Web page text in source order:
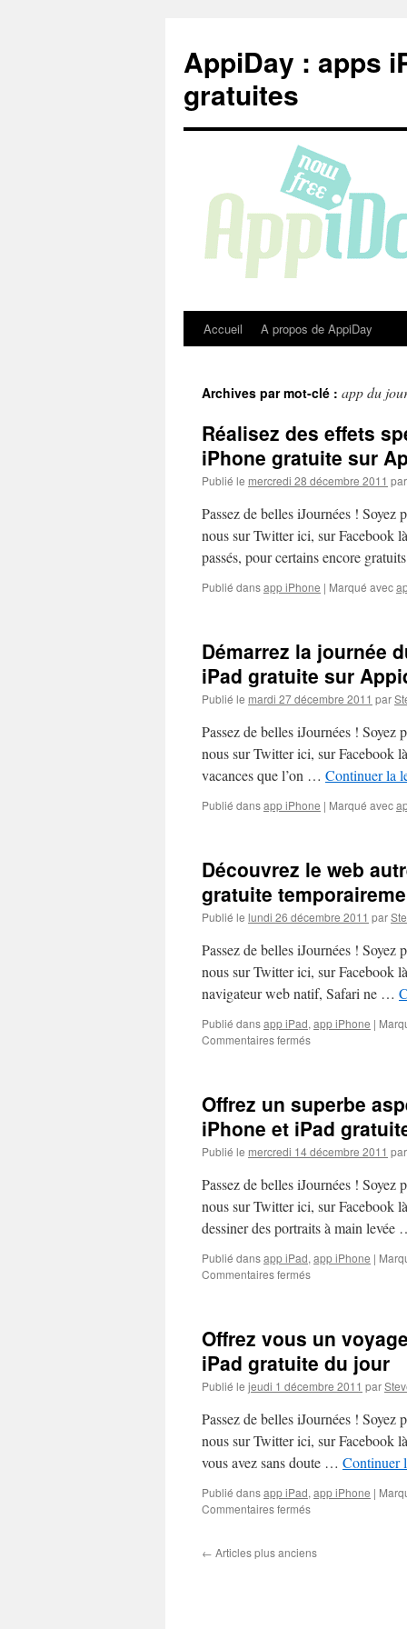
contenu
AppiDay : apps
gratuites
Accueil A propos de AppiDay
Archives par mot-clé : app du
Réalisez des effets
iPhone gratuite sur
Publié le mercredi 28 décembre 2011 par
Passez de belles iJournées !
nous sur Twitter ici, sur Facebook
passés, pour certains encore
Publié dansapp iPhone | Marqué avec
Démarrez la journée
iPad gratuite sur
Publié le mardi 27 décembre 2011 par
Passez de belles iJournées !
nous sur Twitter ici, sur Facebook
vacances que l’on … Continuer la
Publié dansapp iPhone | Marqué avec
Découvrez le web
gratuite
Publié le lundi 26 décembre 2011 par
Passez de belles iJournées !
nous sur Twitter ici, sur Facebook
navigateur web natif, Safari ne …
Publié dansapp iPad, app iPhone |
Commentaires ferméssur
autrement
avec
l’application
iPhone
iPad
gratuite
temporairement
sur
AppiDay.fr
Offrez un superbe
iPhone et iPad
Publié le mercredi 14 décembre 2011 par
Passez de belles iJournées !
nous sur Twitter ici, sur Facebook
dessiner des portraits à main levée
Publié dansapp iPad, app iPhone |
Commentaires ferméssur
aspect
dessiné
à
vos
grâce
l’appli
iPhone
iPad
Offrez vous un
iPad gratuite du jour
Publié le jeudi 1 décembre 2011 par
Passez de belles iJournées !
nous sur Twitter ici, sur Facebook
vous avez sans doute … Continuer
Publié dansapp iPad, app iPhone |
Commentaires ferméssur
un
← Articles plus anciens